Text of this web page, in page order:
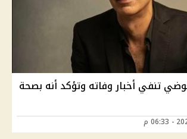
تنفي أخبار وفاته وتؤكد أنه بصحة